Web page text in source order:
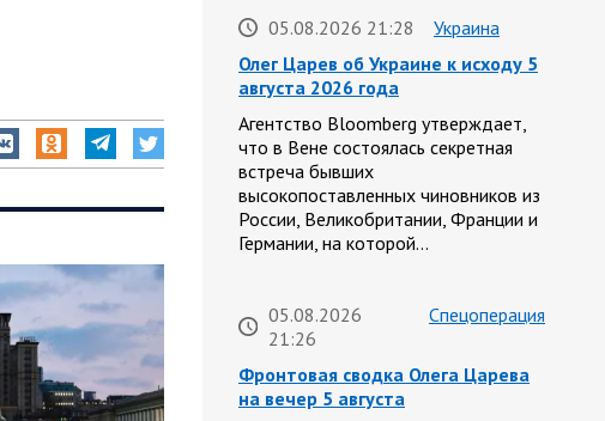
05.08.2026 21:28
Украина
Олег Царев об Украине к исходу 5
августа 2026 года
Агентство Bloomberg утверждает,
что в Вене состоялась секретная
встреча бывших
высокопоставленных чиновников из
России, Великобритании, Франции и
Германии, на которой…
05.08.2026
21:26
Спецоперация
Фронтовая сводка Олега Царева
на вечер 5 августа